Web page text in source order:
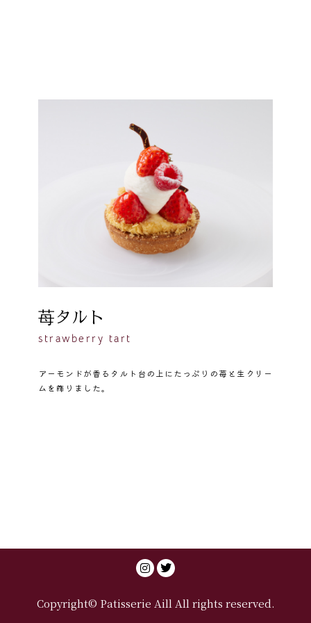
苺タルト
strawberry tart
アーモンドが香るタルト台の上にたっぷりの苺と生クリー
ムを飾りました。
Copyright© Patisserie Aill All rights reserved.